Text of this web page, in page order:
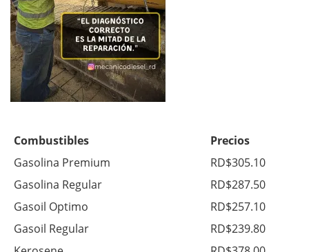
Combustibles
Precios
Gasolina Premium
RD$305.10
Gasolina Regular
RD$287.50
Gasoil Optimo
RD$257.10
Gasoil Regular
RD$239.80